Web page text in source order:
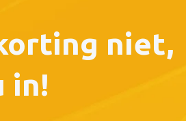
niet,
in!